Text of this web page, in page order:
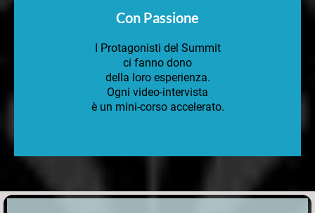
Con Passione
I Protagonisti del Summit
ci fanno dono
della loro esperienza.
Ogni video-intervista
è un mini-corso accelerato.